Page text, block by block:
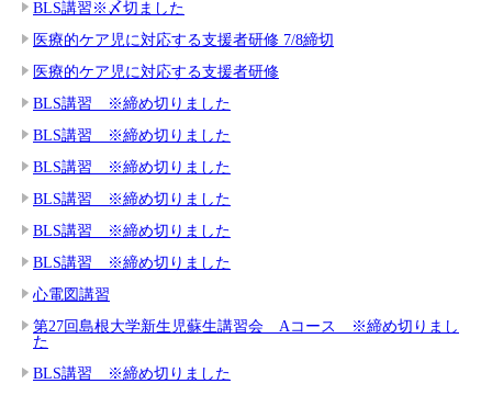
BLS講習※〆切ました
医療的ケア児に対応する支援者研修 7/8締切
医療的ケア児に対応する支援者研修
BLS講習 ※締め切りました
BLS講習 ※締め切りました
BLS講習 ※締め切りました
BLS講習 ※締め切りました
BLS講習 ※締め切りました
BLS講習 ※締め切りました
心電図講習
第27回島根大学新生児蘇生講習会 Aコース ※締め切りまし
た
BLS講習 ※締め切りました